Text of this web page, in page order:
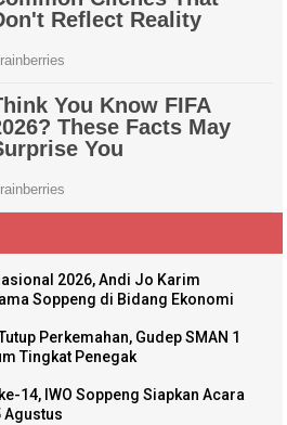
2026, Andi Jo Karim
Soppeng di Bidang Ekonomi
Perkemahan, Gudep SMAN 1
Tingkat Penegak
14, IWO Soppeng Siapkan Acara
Agustus